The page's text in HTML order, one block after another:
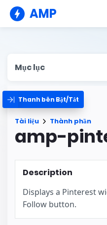
AMP
Mục lục
Thanh bên Bật/Tắt
Tài liệu Thành phần
amp-
Description
Displays a Pinterest
Follow button.